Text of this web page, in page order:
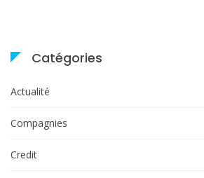
Catégories
Actualité
Compagnies
Credit